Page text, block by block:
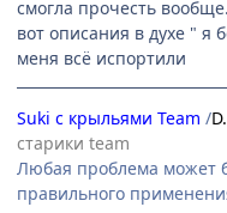
смогла прочесть
вот описания в духе " я
меня всё испортили
Suki с крыльями Team /
старики team
Любая проблема
правильного